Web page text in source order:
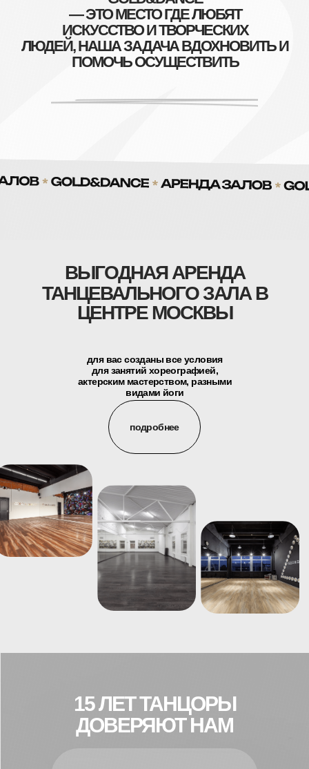
— ЭТО МЕСТО ГДЕ ЛЮБЯТ
ИСКУССТВО И ТВОРЧЕСКИХ
ЛЮДЕЙ, НАША ЗАДАЧА ВДОХНОВИТЬ И
ПОМОЧЬ ОСУЩЕСТВИТЬ
ТАНЦЕВАЛЬНОГО ЗАЛА В
ЦЕНТРЕ МОСКВЫ
ВЫГОДНАЯ АРЕНДА
для вас созданы все условия
для занятий хореографией,
актерским мастерством, разными
видами йоги
подробнее
15 ЛЕТ ТАНЦОРЫ
ДОВЕРЯЮТ НАМ